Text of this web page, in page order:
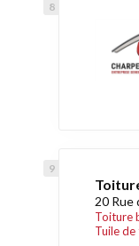
20 Rue
Toiture
Tuile